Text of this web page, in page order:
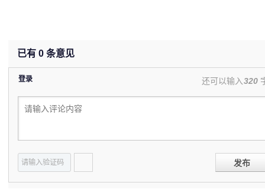
已有 0 条意见
登录 还可以输入320
发布